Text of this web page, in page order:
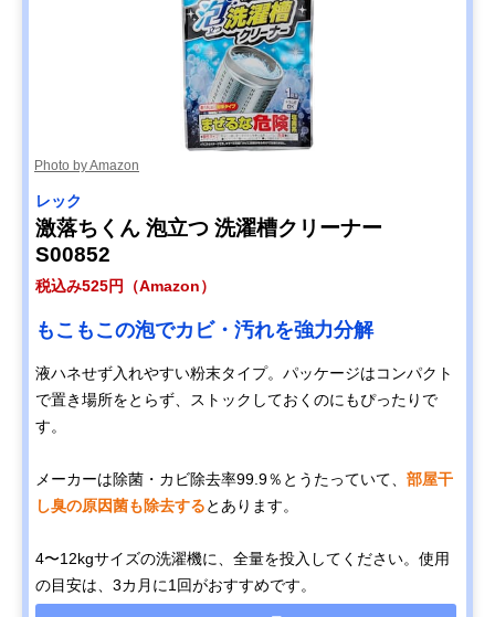
Photo by Amazon
レック
激落ちくん 泡立つ 洗濯槽クリーナー
S00852
税込み525円（Amazon）
もこもこの泡でカビ・汚れを強力分解
液ハネせず入れやすい粉末タイプ。パッケージはコンパクト
で置き場所をとらず、ストックしておくのにもぴったりで
す。
メーカーは除菌・カビ除去率99.9％とうたっていて、 部屋干
し臭の原因菌も除去するとあります。
4〜12kgサイズの洗濯機に、全量を投入してください。使用
の目安は、3カ月に1回がおすすめです。